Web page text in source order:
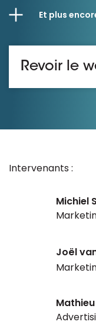
Et plus
Revoir le
Intervenants :
Michiel
Joël